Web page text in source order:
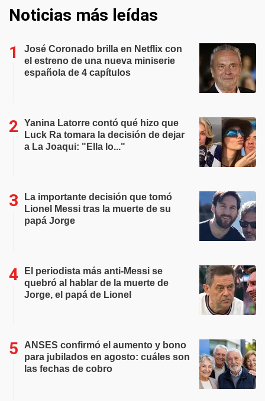
Noticias más leídas
José Coronado brilla en Netflix con
el estreno de una nueva miniserie
española de 4 capítulos
Yanina Latorre contó qué hizo que
Luck Ra tomara la decisión de dejar
a La Joaqui: "Ella lo..."
La importante decisión que tomó
Lionel Messi tras la muerte de su
papá Jorge
El periodista más anti-Messi se
quebró al hablar de la muerte de
Jorge, el papá de Lionel
ANSES confirmó el aumento y bono
para jubilados en agosto: cuáles son
las fechas de cobro